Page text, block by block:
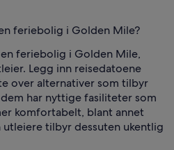
feriebolig i Golden Mile?
feriebolig i Golden Mile,
Legg inn reisedatoene
over alternativer som tilbyr
har nyttige fasiliteter som
komfortabelt, blant annet
utleiere tilbyr dessuten ukentlig